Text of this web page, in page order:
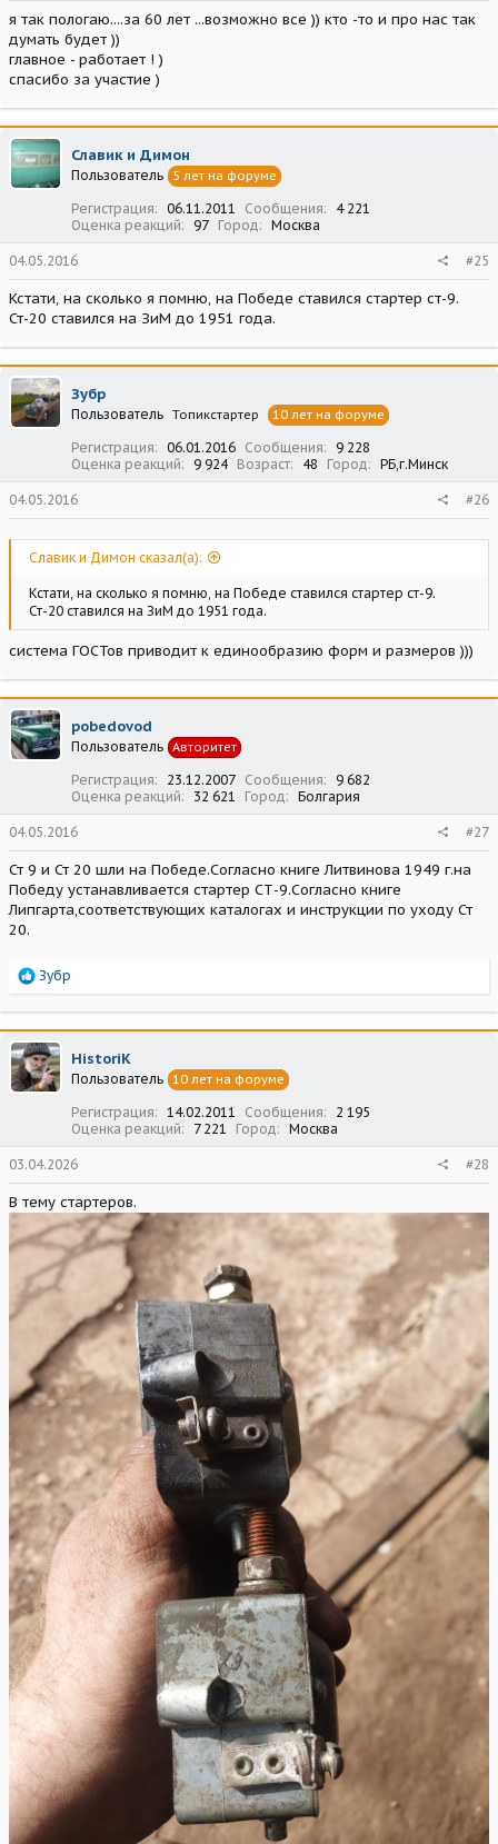
я так пологаю....за 60 лет ...возможно все )) кто -то и про нас так
думать будет ))
главное - работает ! )
спасибо за участие )
Славик и Димон
Пользователь 5 лет на форуме
Регистрация 06.11.2011 Сообщения
4 221
Оценка реакций
97 Город Москва
04.05.2016 #25
Кстати, на сколько я помню, на Победе ставился стартер ст-9.
Ст-20 ставился на ЗиМ до 1951 года.
Зубр
Пользователь Топикстартер 10 лет на форуме
Регистрация 06.01.2016 Сообщения
9 228
Оценка реакций
9 924 Возраст 48 Город РБ,г.Минск
04.05.2016 #26
Славик и Димон сказал(а):
Кстати, на сколько я помню, на Победе ставился стартер ст-9.
Ст-20 ставился на ЗиМ до 1951 года.
система ГОСТов приводит к единообразию форм и размеров )))
pobedovod
Пользователь Авторитет
Регистрация 23.12.2007 Сообщения
9 682
Оценка реакций
32 621 Город Болгария
04.05.2016 #27
Ст 9 и Ст 20 шли на Победе.Согласно книге Литвинова 1949 г.на
Победу устанавливается стартер СТ-9.Согласно книге
Липгарта,соответствующих каталогах и инструкции по уходу Ст
20.
Р
а
к
ц
и
и
Зубр
HistoriK
Пользователь 10 лет на форуме
Регистрация 14.02.2011 Сообщения
2 195
Оценка реакций
7 221 Город Москва
03.04.2026 #28
В тему стартеров.